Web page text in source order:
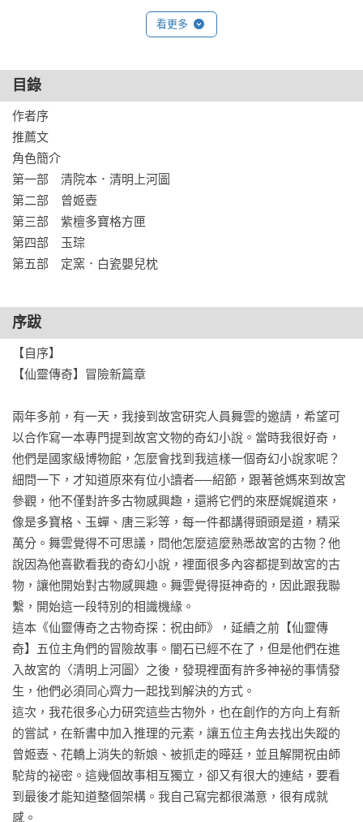
經典【仙靈傳奇】全新子系列作品。
越〈清明上河圖〉攜手解謎，精采可期。
特色3  文物選材多元，各篇皆附有故宮研究員的專業賞析及介
紹，宛如一堂堂豐富有趣的藝術鑑賞課。
這五名國中生看似平凡，實際上各自擁有強大的法力──
柳宗元，能穿越詩境，將唸出的詩句化為現實；
莊儀萱，力量與大地相連，施法可掀起漫天沙塵；
顧曄廷，在畫境間穿梭自如，摸索出一套獨門劍法；
林亞靖，對銅器有特殊感應，以神祕的手中鏡抗敵。
經過一場惡戰，他們合力封印了千年闇石，
曄廷帶領四個好友穿越到〈清明上河圖〉的畫境裡，
就被意外捲進了接二連三的離奇事件中。
古董店內珍貴的銅壺不翼而飛，累積的百年商譽將毀於一旦；
眾人目睹上了花轎的新嫁娘，落轎時突然消失，剩下一只多寶
格；
為了幫助畫中人物追查事件真相，五人流連畫境調查，
卻在過程中數次遇險，更牽扯出一種名為「祝由」的古老醫
術，
最後，就連帶領他們進入畫境的曄廷都不知去向！
究竟古老的「祝由術」有什麼力量？與這些事件又有何關連？
為什麼原本平靜的畫境，會突然冒出各種波折與紛爭？
而少了曄廷的四人，是否能夠找出真相，順利回到現實世界？
◎【仙靈傳奇】相關作品：
《仙靈傳奇1：詩魂》
《仙靈傳奇２：詞靈》
《仙靈傳奇３：畫仙》
《仙靈傳奇４：陶妖》
《仙靈傳奇5：玉使》
看更多
目錄
作者序
推薦文
角色簡介
第一部　清院本．清明上河圖
第二部　曾姬壺
第三部　紫檀多寶格方匣
第四部　玉琮
第五部　定窯．白瓷嬰兒枕
序跋
【自序】
【仙靈傳奇】冒險新篇章
兩年多前，有一天，我接到故宮研究人員舞雲的邀請，希望可
以合作寫一本專門提到故宮文物的奇幻小說。當時我很好奇，
他們是國家級博物館，怎麼會找到我這樣一個奇幻小說家呢？
細問一下，才知道原來有位小讀者──紹節，跟著爸媽來到故宮
參觀，他不僅對許多古物感興趣，還將它們的來歷娓娓道來，
像是多寶格、玉蟬、唐三彩等，每一件都講得頭頭是道，精采
萬分。舞雲覺得不可思議，問他怎麼這麼熟悉故宮的古物？他
說因為他喜歡看我的奇幻小說，裡面很多內容都提到故宮的古
物，讓他開始對古物感興趣。舞雲覺得挺神奇的，因此跟我聯
繫，開始這一段特別的相識機緣。
這本《仙靈傳奇之古物奇探：祝由師》，延續之前【仙靈傳
奇】五位主角們的冒險故事。闇石已經不在了，但是他們在進
入故宮的〈清明上河圖〉之後，發現裡面有許多神祕的事情發
生，他們必須同心齊力一起找到解決的方式。
這次，我花很多心力研究這些古物外，也在創作的方向上有新
的嘗試，在新書中加入推理的元素，讓五位主角去找出失蹤的
曾姬壺、花轎上消失的新娘、被抓走的曄廷，並且解開祝由師
駝背的祕密。這幾個故事相互獨立，卻又有很大的連結，要看
到最後才能知道整個架構。我自己寫完都很滿意，很有成就
感。